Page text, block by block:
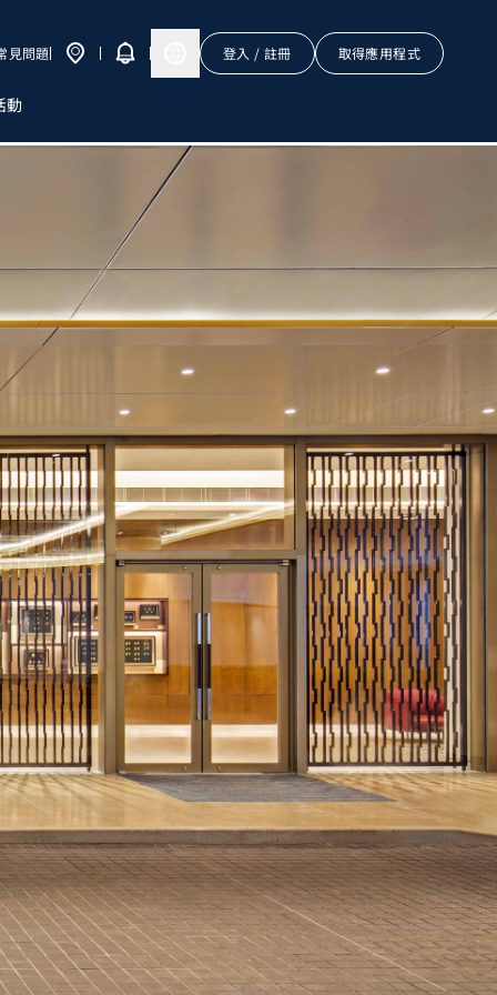
見問題 登入 / 註冊 取得應用程式
動